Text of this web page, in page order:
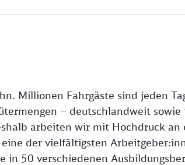
Millionen Fahrgäste sind jeden
– deutschlandweit
arbeiten wir mit Hochdruck
der vielfältigsten
in 50 verschiedenen